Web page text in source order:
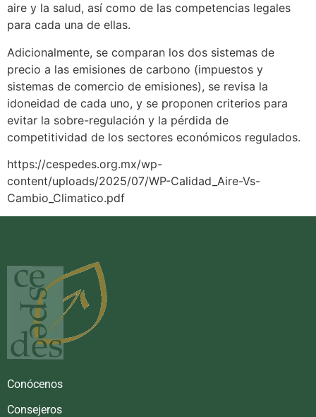
aire y la salud, así como de las competencias legales
para cada una de ellas.
Adicionalmente, se comparan los dos sistemas de
precio a las emisiones de carbono (impuestos y
sistemas de comercio de emisiones), se revisa la
idoneidad de cada uno, y se proponen criterios para
evitar la sobre-regulación y la pérdida de
competitividad de los sectores económicos regulados.
https://cespedes.org.mx/wp-
content/uploads/2025/07/WP-Calidad_Aire-Vs-
Cambio_Climatico.pdf
Conócenos
Consejeros